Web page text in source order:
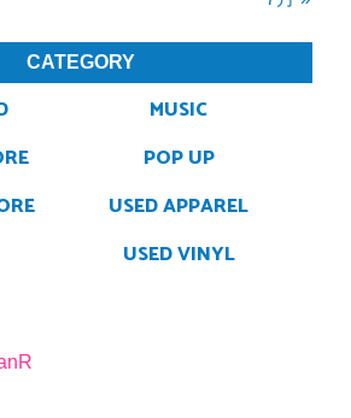
CATEGORY
MUSIC
POP UP
USED APPAREL
USED VINYL